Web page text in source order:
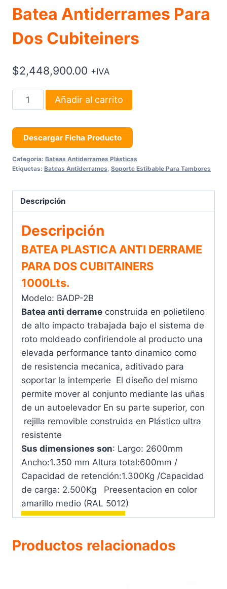
Batea Antiderrames Para
Dos Cubiteiners
$2,448,900.00 +IVA
Batea
Antiderrames
Dos
Cubiteiners
cantidad
Añadir al carrito
Descargar Ficha Producto
Categoría: Bateas Antiderrames Plásticas
Etiquetas: Bateas Antiderrames Soporte Estibable Para Tambores
Descripción
Descripción
BATEA PLASTICA ANTI DERRAME
PARA DOS CUBITAINERS
1000Lts.
Modelo: BADP-2B
Batea anti derrame construida en polietileno
de alto impacto trabajada bajo el sistema de
roto moldeado confiriendole al producto una
elevada performance tanto dinamico como
de resistencia mecanica, aditivado para
soportar la intemperie El diseño del mismo
permite mover al conjunto mediante las uñas
de un autoelevador En su parte superior, con
rejilla removible construida en Plástico ultra
resistente
Sus dimensiones son: Largo: 2600mm
Ancho:1.350 mm Altura total:600mm /
Capacidad de retención:1.300Kg /Capacidad
de carga: 2.500Kg Preesentacion en color
amarillo medio (RAL 5012)
Productos relacionados